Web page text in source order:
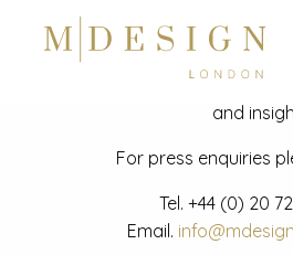
News
Latest mdesign development
and
For press enquiries
Tel. +44 (0) 20
Email.